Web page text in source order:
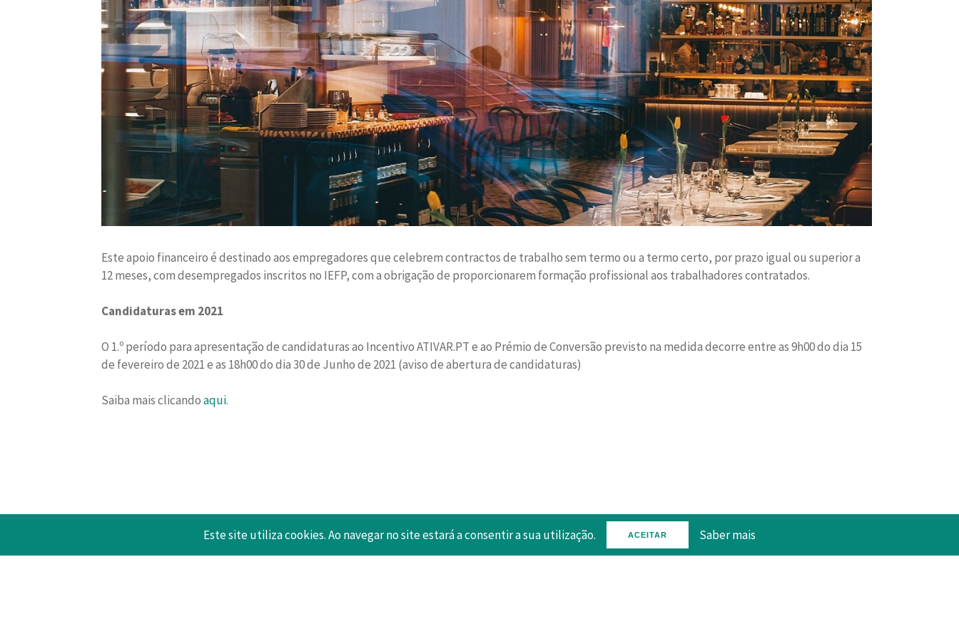
Este apoio financeiro é destinado aos empregadores que celebrem contractos de trabalho sem termo ou a termo certo, por prazo igual ou superior a
12 meses, com desempregados inscritos no IEFP, com a obrigação de proporcionarem formação profissional aos trabalhadores contratados.
Candidaturas em 2021
O 1.º período para apresentação de candidaturas ao Incentivo ATIVAR.PT e ao Prémio de Conversão previsto na medida decorre entre as 9h00 do dia 15
de fevereiro de 2021 e as 18h00 do dia 30 de Junho de 2021 (aviso de abertura de candidaturas)
Saiba mais clicandoaqui.
Este site utiliza cookies. Ao navegar no site estará a consentir a sua utilização. ACEITAR Saber mais